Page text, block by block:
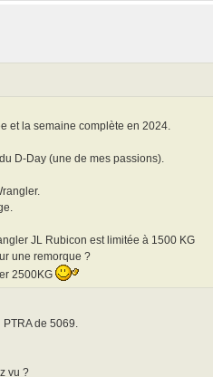
et la semaine complète en 2024.
D-Day (une de mes passions).
JL Rubicon est limitée à 1500 KG
une remorque ?
2500KG
PTRA de 5069.
vu ?